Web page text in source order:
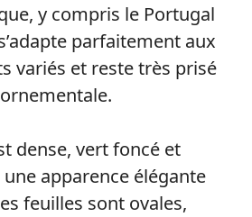
y compris le Portugal
parfaitement aux
variés et reste très prisé
dense, vert foncé et
apparence élégante
feuilles sont ovales,